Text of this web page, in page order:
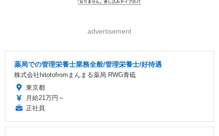
advertisement
薬局での管理栄養士業務全般/管理栄養士/好待遇
株式会社hitotofromまんまる薬局 RWG青砥
東京都
月給21万円～
正社員